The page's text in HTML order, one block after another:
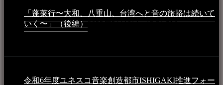
「蓬莱行〜大和、八重山、台湾へと音の旅路は続いて
いく〜」（後編）2023年3月18日 - 12:31 PM
令和6年度ユネスコ音楽創造都市ISHIGAKI推進フォー